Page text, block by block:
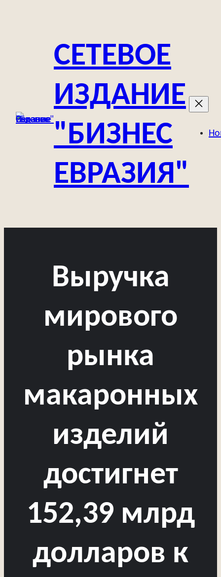
содержимомуСЕТЕВОЕ
ИЗДАНИЕ
"БИЗНЕС
ЕВРАЗИЯ"
Выручка
мирового
рынка
макаронных
изделий
достигнет
152,39 млрд
долларов к